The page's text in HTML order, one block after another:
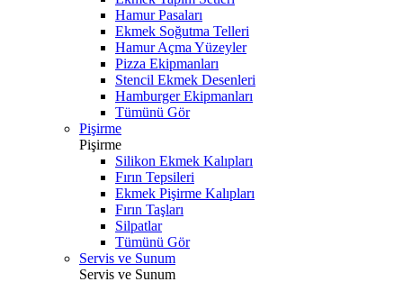
Hamur Pasaları
Ekmek Soğutma Telleri
Hamur Açma Yüzeyler
Pizza Ekipmanları
Stencil Ekmek Desenleri
Hamburger Ekipmanları
Tümünü Gör
Pişirme
Pişirme
Silikon Ekmek Kalıpları
Fırın Tepsileri
Ekmek Pişirme Kalıpları
Fırın Taşları
Silpatlar
Tümünü Gör
Servis ve Sunum
Servis ve Sunum